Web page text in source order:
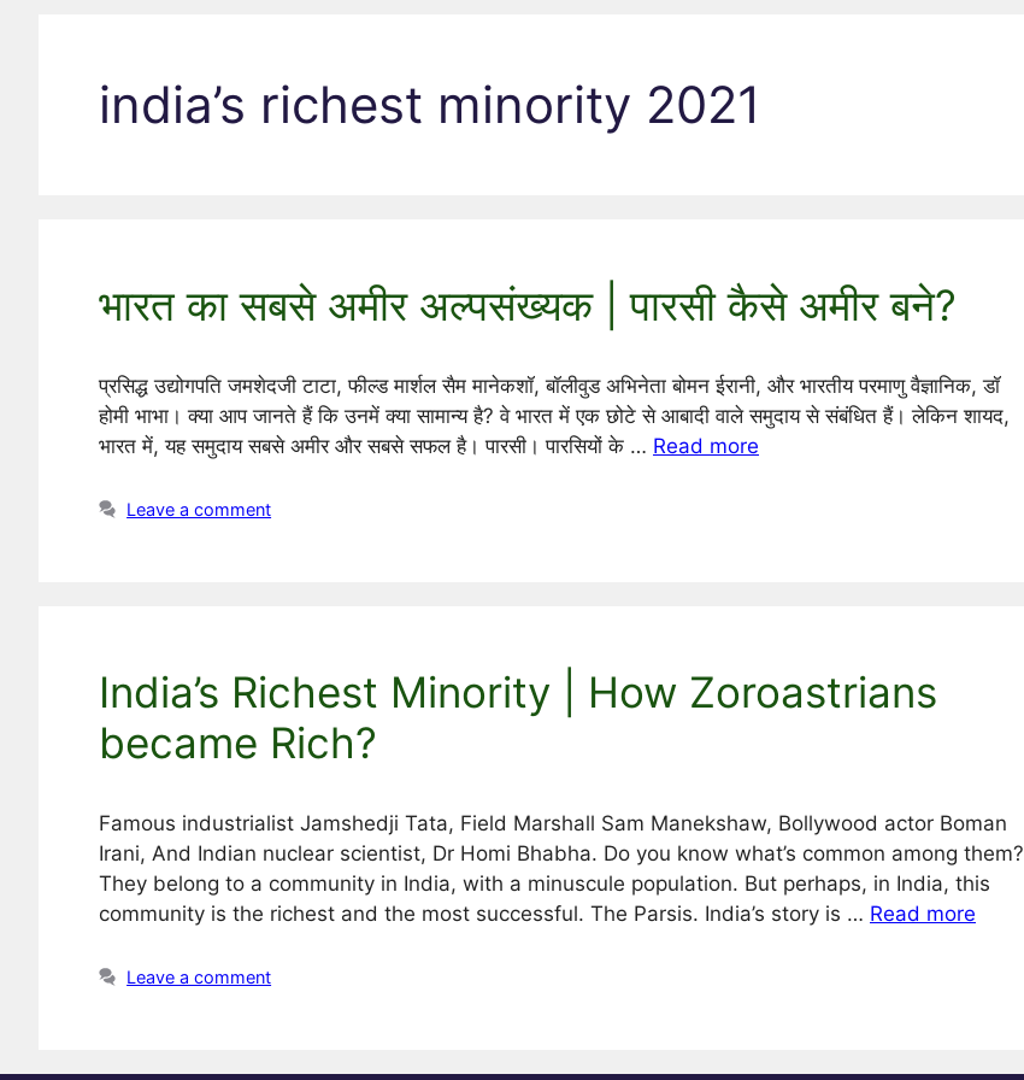
india’s richest minority 2021
भारत का सबसे अमीर अल्पसंख्यक | पारसी कैसे अमीर बने?
प्रसिद्ध उद्योगपति जमशेदजी टाटा, फील्ड मार्शल सैम मानेकशॉ, बॉलीवुड अभिनेता बोमन ईरानी, ​​और भारतीय परमाणु वैज्ञानिक, डॉ
होमी भाभा। क्या आप जानते हैं कि उनमें क्या सामान्य है? वे भारत में एक छोटे से आबादी वाले समुदाय से संबंधित हैं। लेकिन शायद,
भारत में, यह समुदाय सबसे अमीर और सबसे सफल है। पारसी। पारसियों के … Read more
Leave a comment
India’s Richest Minority | How Zoroastrians
became Rich?
Famous industrialist Jamshedji Tata, Field Marshall Sam Manekshaw, Bollywood actor Boman
Irani, And Indian nuclear scientist, Dr Homi Bhabha. Do you know what’s common among them?
They belong to a community in India, with a minuscule population. But perhaps, in India, this
community is the richest and the most successful. The Parsis. India’s story is … Read more
Leave a comment